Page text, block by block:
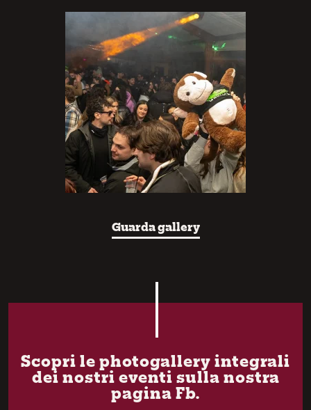
Guarda gallery
Scopri le photogallery integrali
dei nostri eventi sulla nostra
pagina Fb.